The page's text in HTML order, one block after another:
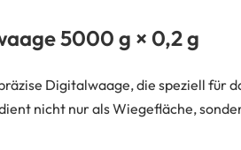
5000 g × 0,2 g
Digitalwaage, die speziell für
nicht nur als Wiegefläche,